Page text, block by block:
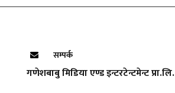
सम्पर्क
गणेशबाबु मिडिया एण्ड इन्टरटेन्टमेन्ट प्रा.लि.